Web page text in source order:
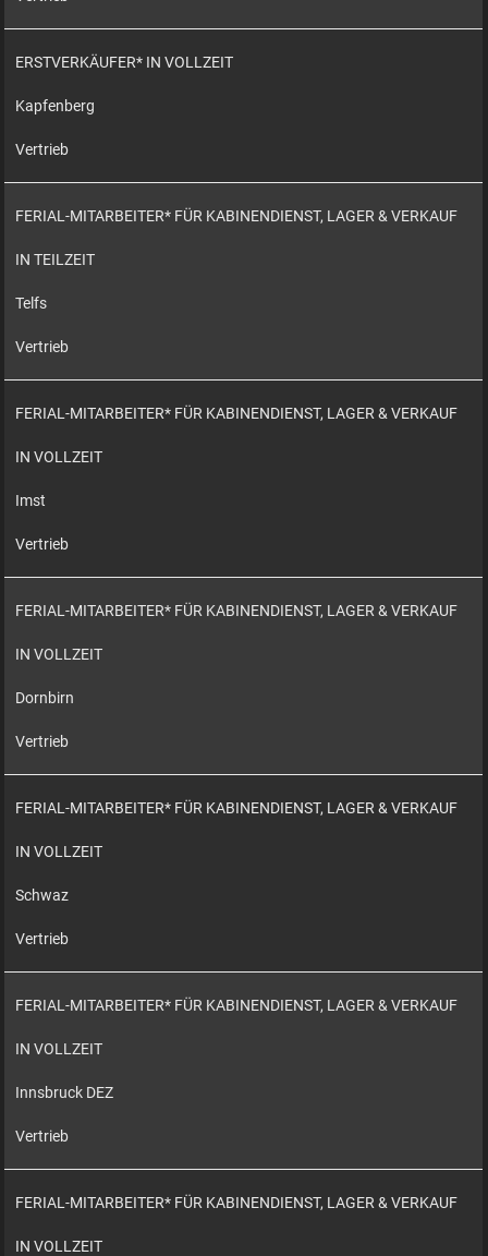
ERSTVERKÄUFER* IN VOLLZEIT
Kapfenberg
Vertrieb
FERIAL-MITARBEITER* FÜR KABINENDIENST, LAGER & VERKAUF
IN TEILZEIT
Telfs
Vertrieb
FERIAL-MITARBEITER* FÜR KABINENDIENST, LAGER & VERKAUF
IN VOLLZEIT
Imst
Vertrieb
FERIAL-MITARBEITER* FÜR KABINENDIENST, LAGER & VERKAUF
IN VOLLZEIT
Dornbirn
Vertrieb
FERIAL-MITARBEITER* FÜR KABINENDIENST, LAGER & VERKAUF
IN VOLLZEIT
Schwaz
Vertrieb
FERIAL-MITARBEITER* FÜR KABINENDIENST, LAGER & VERKAUF
IN VOLLZEIT
Innsbruck DEZ
Vertrieb
FERIAL-MITARBEITER* FÜR KABINENDIENST, LAGER & VERKAUF
IN VOLLZEIT